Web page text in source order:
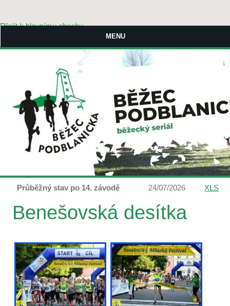
Přejít k hlavnímu obsahu
MENU
Průběžný stav po 14. závodě 24/07/2026 XLS
Benešovská desítka